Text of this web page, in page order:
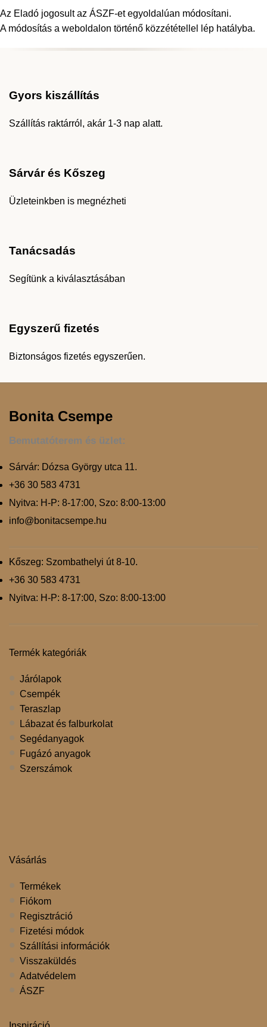
Az Eladó jogosult az ÁSZF-et egyoldalúan módosítani.
A módosítás a weboldalon történő közzététellel lép hatályba.
Gyors kiszállítás
Szállítás raktárról, akár 1-3 nap alatt.
Sárvár és Kőszeg
Üzleteinkben is megnézheti
Tanácsadás
Segítünk a kiválasztásában
Egyszerű fizetés
Biztonságos fizetés egyszerűen.
Bonita Csempe
Bemutatóterem és üzlet:
Sárvár: Dózsa György utca 11.
+36 30 583 4731
Nyitva: H-P: 8-17:00, Szo: 8:00-13:00
info@bonitacsempe.hu
Kőszeg: Szombathelyi út 8-10.
+36 30 583 4731
Nyitva: H-P: 8-17:00, Szo: 8:00-13:00
Termék kategóriák
Járólapok
Csempék
Teraszlap
Lábazat és falburkolat
Segédanyagok
Fugázó anyagok
Szerszámok
Vásárlás
Termékek
Fiókom
Regisztráció
Fizetési módok
Szállítási információk
Visszaküldés
Adatvédelem
ÁSZF